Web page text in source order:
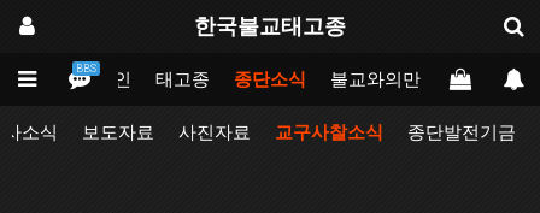
한국불교태고종
BBS
메인 태고종 종단소식 불교와의만남 업무포털
소식 보도자료 사진자료 교구사찰소식 종단발전기금